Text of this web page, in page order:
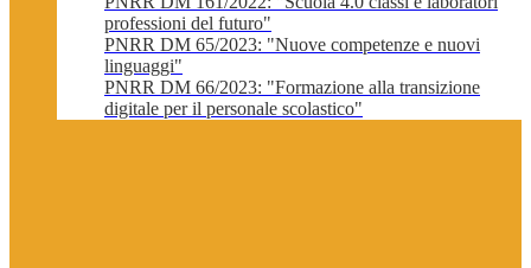
professioni del futuro"
PNRR DM 65/2023: "Nuove competenze e nuovi
linguaggi"
PNRR DM 66/2023: "Formazione alla transizione
digitale per il personale scolastico"